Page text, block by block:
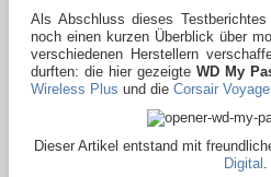
Als Abschluss dieses
noch einen kurzen Überblick über
verschiedenen Herstellern
durften: die hier gezeigte WD My
Wireless Plus und die Corsair
Dieser Artikel entstand mit
Digital .